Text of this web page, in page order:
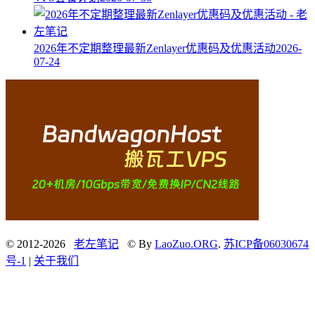
2026年不定期整理最新Zenlayer优惠码及优惠活动2026-
07-24
© 2012-2026 老左笔记 © By LaoZuo.ORG. 苏ICP备06030674
号-1 | 关于我们